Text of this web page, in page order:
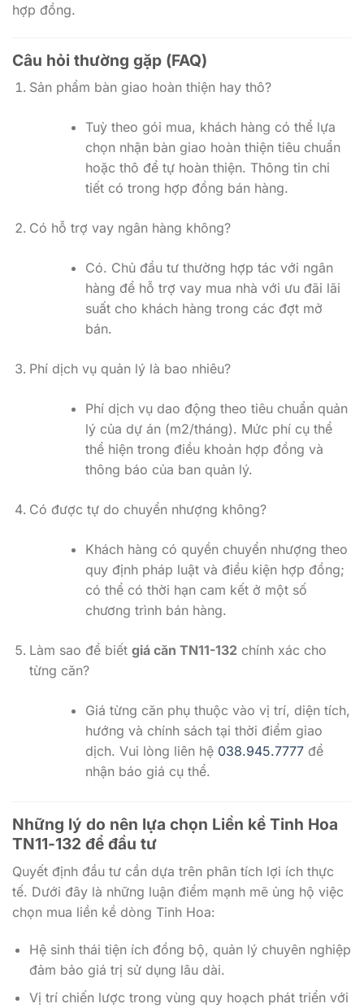
hợp đồng.
Câu hỏi thường gặp (FAQ)
Sản phẩm bàn giao hoàn thiện hay thô?
Tuỳ theo gói mua, khách hàng có thể lựa
chọn nhận bàn giao hoàn thiện tiêu chuẩn
hoặc thô để tự hoàn thiện. Thông tin chi
tiết có trong hợp đồng bán hàng.
Có hỗ trợ vay ngân hàng không?
Có. Chủ đầu tư thường hợp tác với ngân
hàng để hỗ trợ vay mua nhà với ưu đãi lãi
suất cho khách hàng trong các đợt mở
bán.
Phí dịch vụ quản lý là bao nhiêu?
Phí dịch vụ dao động theo tiêu chuẩn quản
lý của dự án (m2/tháng). Mức phí cụ thể
thể hiện trong điều khoản hợp đồng và
thông báo của ban quản lý.
Có được tự do chuyển nhượng không?
Khách hàng có quyền chuyển nhượng theo
quy định pháp luật và điều kiện hợp đồng;
có thể có thời hạn cam kết ở một số
chương trình bán hàng.
Làm sao để biết giá căn TN11-132chính xác cho
từng căn?
Giá từng căn phụ thuộc vào vị trí, diện tích,
hướng và chính sách tại thời điểm giao
dịch. Vui lòng liên hệ 038.945.7777để
nhận báo giá cụ thể.
Những lý do nên lựa chọn Liền kề Tinh Hoa
TN11-132 để đầu tư
Quyết định đầu tư cần dựa trên phân tích lợi ích thực
tế. Dưới đây là những luận điểm mạnh mẽ ủng hộ việc
chọn mua liền kề dòng Tinh Hoa:
Hệ sinh thái tiện ích đồng bộ, quản lý chuyên nghiệp
đảm bảo giá trị sử dụng lâu dài.
Vị trí chiến lược trong vùng quy hoạch phát triển với